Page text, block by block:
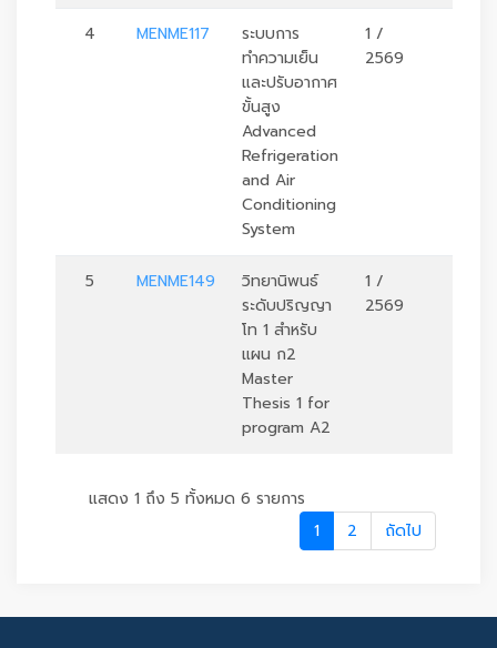
4 MENME117
ระบบการ
ทำความเย็น
และปรับอากาศ
ขั้นสูง
Advanced
Refrigeration
and Air
Conditioning
System
1 /
2569
5 MENME149
วิทยานิพนธ์
ระดับปริญญา
โท 1 สำหรับ
แผน ก2
Master
Thesis 1 for
program A2
1 /
2569
แสดง 1 ถึง 5 ทั้งหมด 6 รายการ
1
2 ถัดไป